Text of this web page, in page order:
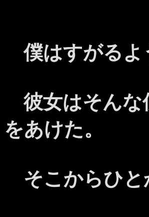
僕はすがるよ
彼女はそんな
をあけた。
そこからひと